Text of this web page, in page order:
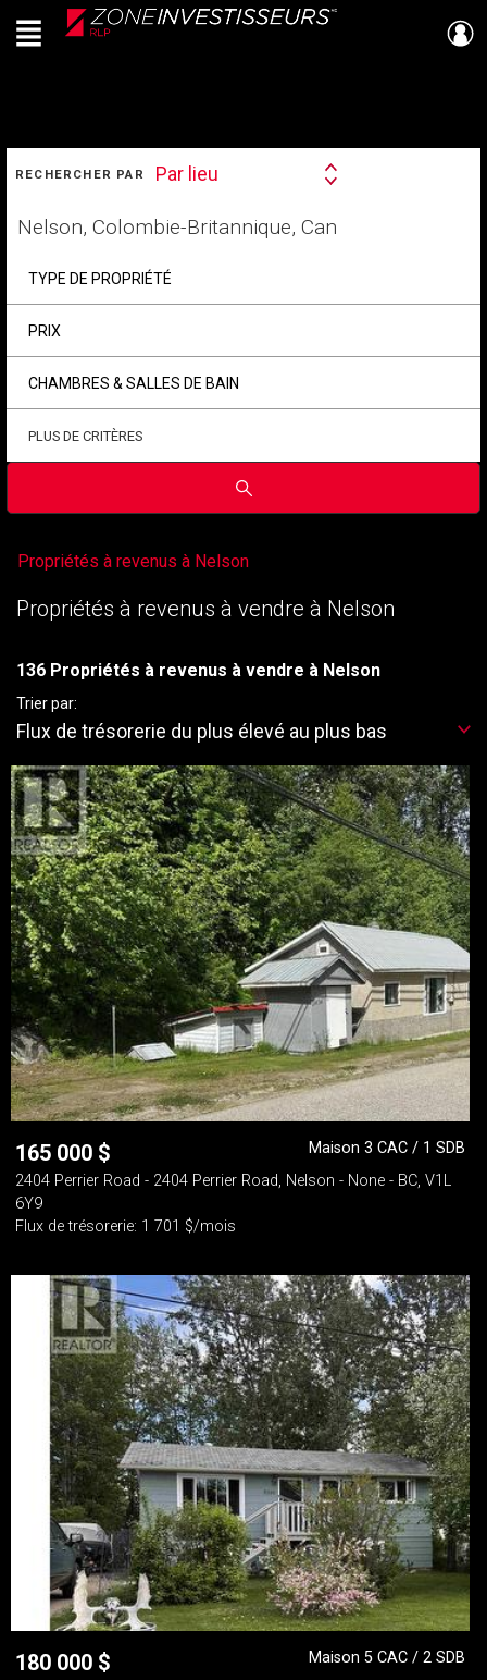
Live
En Direct
Menu
RECHERCHER PAR
Search
Par lieu
votre
TYPE DE PROPRIÉTÉ
PRIX
CHAMBRES & SALLES DE BAIN
PLUS DE CRITÈRES
Soumettre
Propriétés à revenus à Nelson
Propriétés à revenus à vendre à Nelson
136 Propriétés à revenus à vendre à Nelson
Trier par:
Flux de trésorerie du plus élevé au plus bas
165 000 $
Maison 3 CAC / 1 SDB
2404 Perrier Road - 2404 Perrier Road, Nelson - None - BC, V1L
6Y9
Flux de trésorerie: 1 701 $/mois
180 000 $
Maison 5 CAC / 2 SDB